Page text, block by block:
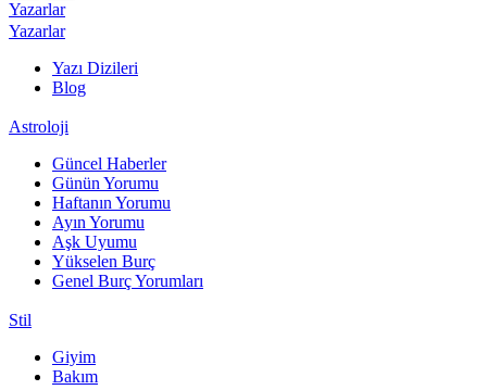
Yazarlar
Yazarlar
Yazı Dizileri
Blog
Astroloji
Güncel Haberler
Günün Yorumu
Haftanın Yorumu
Ayın Yorumu
Aşk Uyumu
Yükselen Burç
Genel Burç Yorumları
Stil
Giyim
Bakım